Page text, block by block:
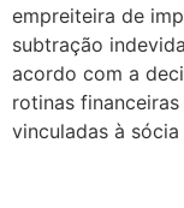
empreiteira de
subtração
acordo com a
rotinas
vinculadas à